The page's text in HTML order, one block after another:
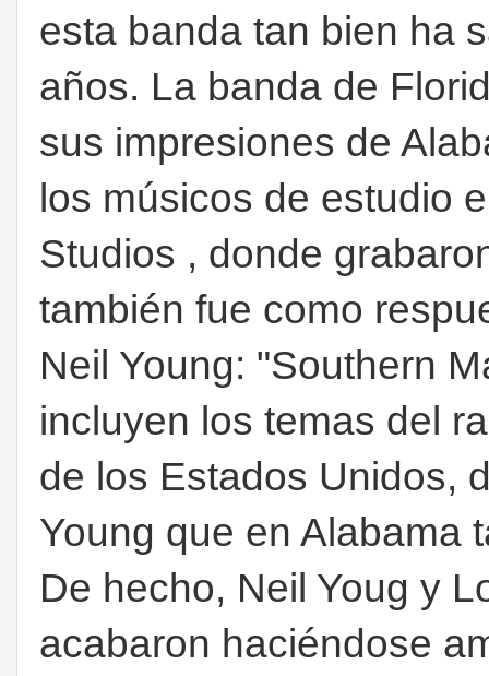
esta banda tan bien ha
años. La banda de
sus impresiones de
los músicos de estudio
Studios , donde
también fue como
Neil Young: "Southern
incluyen los temas del
de los Estados Unidos,
Young que en Alabama
De hecho, Neil Youg y
acabaron haciéndose